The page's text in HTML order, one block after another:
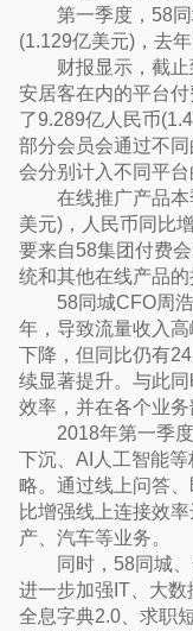
第一季度，58
(1.129亿美元)，去
财报显示，截
安居客在内的平台
了9.289亿人民币
部分会员会通过不
会分别计入不同平台
在线推广产品
美元)，人民币同比
要来自58集团付费
统和其他在线产品的
58同城CFO周
年，导致流量收入
下降，但同比仍有
续显著提升。与此
效率，并在各个业
2018年第一季
下沉、AI人工智能
略。通过线上问答
比增强线上连接效
产、汽车等业务。
同时，58同城
进一步加强IT、大
全息字典2.0、求职